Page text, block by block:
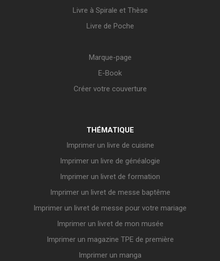
Livre à Spirale et Thèse
Livre de Poche
Marque-page
E-Book
Créer votre couverture
THÉMATIQUE
Imprimer un livre de cuisine
Imprimer un livre de généalogie
Imprimer un livret de formation
Imprimer un livret de messe baptême
Imprimer un livret de messe pour votre mariage
Imprimer un livret de mon musée
Imprimer un magazine TPE de première
Imprimer un manga